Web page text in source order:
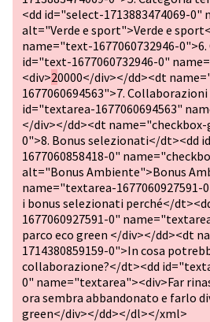
<dd id="select-1713883474069-
alt="Verde e sport">Verde e
name="text-1677060732946-
id="text-1677060732946-0"
<div>20000</div></dd><dt
1677060694563">7.
id="textarea-1677060694563"
</div></dd><dt name="checkbox-
0">8. Bonus selezionati</dt><dd
1677060858418-0"
alt="Bonus Ambiente">Bonus
name="textarea-
i bonus selezionati perché</
1677060927591-0"
parco eco green </div></dd><dt
1714380859159-0">In cosa
collaborazione?</dt><dd
0" name="textarea"><div>Far
ora sembra abbandonato e farlo
green</div></dd></dl></xml>